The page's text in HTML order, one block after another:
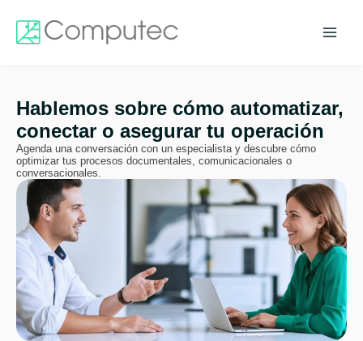
contenido
Hablemos sobre cómo automatizar,
conectar o asegurar tu operación
Agenda una conversación con un especialista y descubre cómo
optimizar tus procesos documentales, comunicacionales o
conversacionales.